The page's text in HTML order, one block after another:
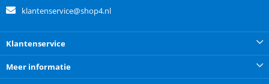
klantenservice@shop4.nl
Klantenservice
Meer informatie